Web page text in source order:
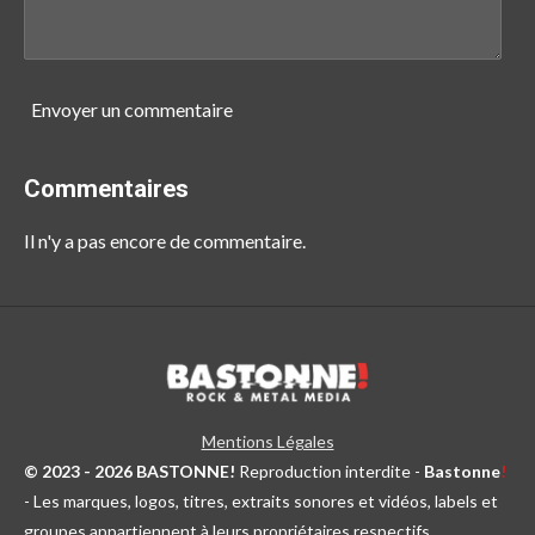
Envoyer un commentaire
Commentaires
Il n'y a pas encore de commentaire.
Mentions Légales
© 2023 - 2026 BASTONNE! Reproduction interdite - Bastonne!
- Les marques, logos, titres, extraits sonores et vidéos, labels et
groupes appartiennent à leurs propriétaires respectifs